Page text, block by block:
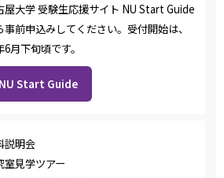
屋大学 受験生応援サイト NU Start Guide
事前申込みしてください。受付開始は、
6月下旬頃です。
NU Start Guide
説明会
室見学ツアー